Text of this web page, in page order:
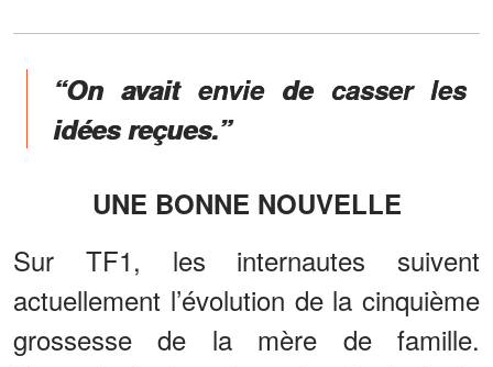
“On avait envie de casser les
idées reçues.”
UNE BONNE NOUVELLE
Sur TF1, les internautes suivent
actuellement l’évolution de la cinquième
grossesse de la mère de famille.